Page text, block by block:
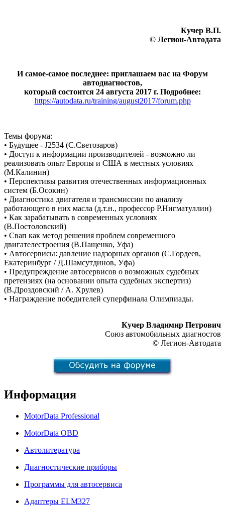
Кучер В.П.
© Легион-Автодата
И самое-самое последнее: приглашаем вас на Форум
автодиагностов,
который состоится 24 августа 2017 г. Подробнее:
https://autodata.ru/training/august2017/forum.php
Темы форума:
• Будущее - J2534 (С.Светозаров)
• Доступ к информации производителей - возможно ли
реализовать опыт Европы и США в местных условиях
(М.Калинин)
• Перспективы развития отечественных информационных
систем (Б.Осокин)
• Диагностика двигателя и трансмиссии по анализу
работающего в них масла (д.т.н., профессор Р.Нигматуллин)
• Как зарабатывать в современных условиях
(В.Постоловский)
• Свап как метод решения проблем современного
двигателестроения (В.Пащенко, Уфа)
• Автосервисы: давление надзорных органов (С.Гордеев,
Екатеринбург / Д.Шамсутдинов, Уфа)
• Предупреждение автосервисов о возможных судебных
претензиях (на основании опыта судебных экспертиз)
(В.Дроздовский / А. Хрулев)
• Награждение победителей суперфинала Олимпиады.
Кучер Владимир Петрович
Союз автомобильных диагностов
© Легион-Автодата
Информация
MotorData Professional
MotorData OBD
Автолитература
Диагностические приборы
Программы для автосервиса
Адаптеры ELM327